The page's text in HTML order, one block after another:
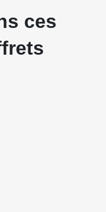
ces